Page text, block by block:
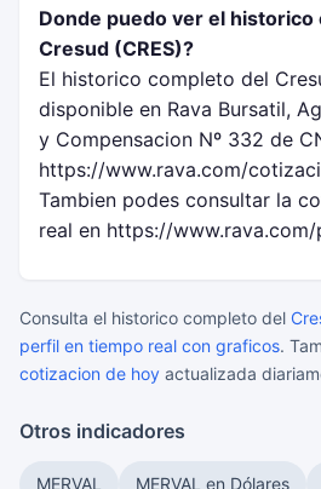
Donde puedo ver el historico
Cresud (CRES)?
El historico completo del
disponible en Rava Bursatil,
y Compensacion Nº 332 de
https://www.rava.com/
Tambien podes consultar la
real en https://www.rava.com/
Consulta el historico completo del
perfil en tiempo real con graficos.
cotizacion de hoy actualizada
Otros indicadores
MERVAL MERVAL en Dólares